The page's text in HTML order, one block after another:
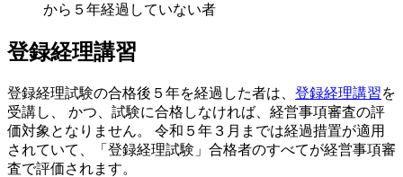
から５年経過していない者
登録経理講習
登録経理試験の合格後５年を経過した者は、 登録経理講習を
受講し、 かつ、試験に合格しなければ、経営事項審査の評
価対象となりません。 令和５年３月までは経過措置が適用
されていて、「登録経理試験」合格者のすべてが経営事項審
査で評価されます。